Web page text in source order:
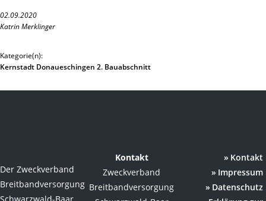
02.09.2020
Katrin Merklinger
Kategorie(n):
Kernstadt Donaueschingen 2. Bauabschnitt
Der Zweckverband
Breitbandversorgung
Kontakt
Zweckverband
Breitbandversorgung
Kontakt
Impressum
Datenschutz